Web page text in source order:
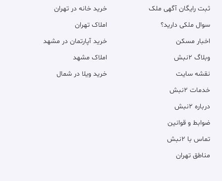
ثبت رایگان آگهی ملک
سوال ملکی دارید؟
اخبار مسکن
وبلاگ ۲نبش
نقشه سایت
خدمات ۲نبش
درباره ۲نبش
ضوابط و قوانین
تماس با ۲نبش
مناطق تهران
خرید خانه در تهران
املاک تهران
خرید آپارتمان در مشهد
املاک مشهد
خرید ویلا در شمال